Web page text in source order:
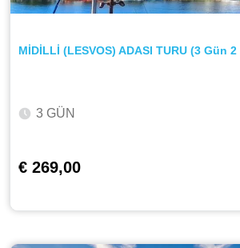
MİDİLLİ (LESVOS) ADASI TURU (3 Gün 2
3 GÜN
€ 269,00